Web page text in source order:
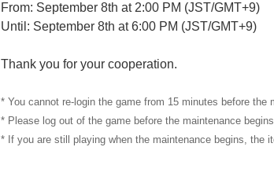
From: September 8th at 2:00 PM (JST/GMT+9)
Until: September 8th at 6:00 PM (JST/GMT+9)
Thank you for your cooperation.
* You cannot re-login the game from 15 minutes before the
* Please log out of the game before the maintenance
* If you are still playing when the maintenance begins, the